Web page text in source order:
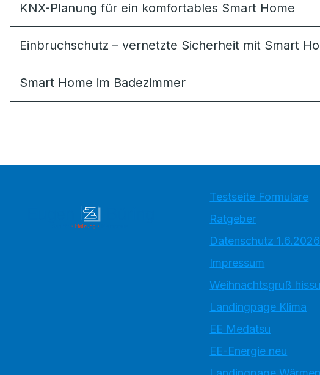
KNX-Planung für ein komfortables Smart Home
Einbruchschutz – vernetzte Sicherheit mit Smart
Smart Home im Badezimmer
Testseite Formulare
Ratgeber
Datenschutz 1.6.2026
Impressum
Weihnachtsgruß hissu
Landingpage Klima
EE Medatsu
EE-Energie neu